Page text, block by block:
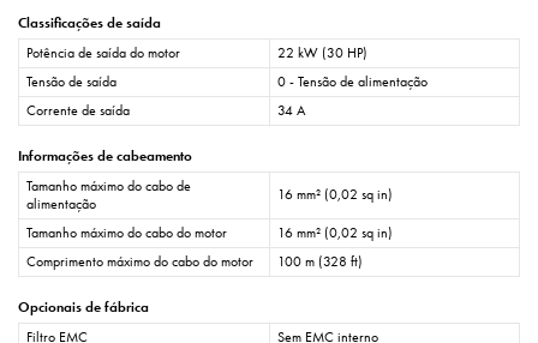
Classificações de saída
Potência de saída do motor
22 kW (30 HP)
Tensão de saída
0 - Tensão de alimentação
Corrente de saída
34 A
Informações de cabeamento
Tamanho máximo do cabo de
alimentação
16 mm² (0,02 sq in)
Tamanho máximo do cabo do motor
16 mm² (0,02 sq in)
Comprimento máximo do cabo do motor
100 m (328 ft)
Opcionais de fábrica
Filtro EMC
Sem EMC interno